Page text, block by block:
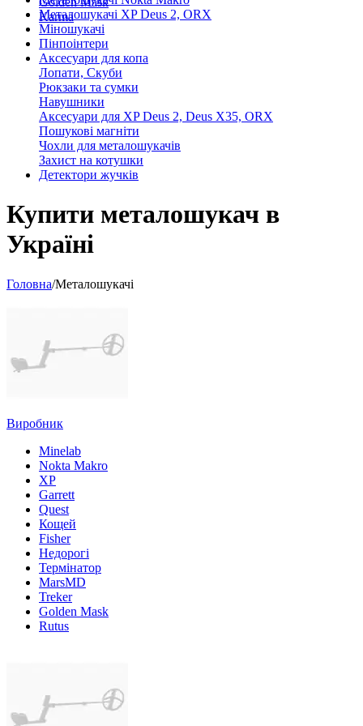
Karma
Металошукачі XP Deus 2, ORX
Міношукачі
Пінпоінтери
Аксесуари для копа
Лопати, Скуби
Рюкзаки та сумки
Навушники
Аксесуари для XP Deus 2, Deus X35, ORX
Пошукові магніти
Чохли для металошукачів
Захист на котушки
Детектори жучків
Купити металошукач в
Україні
Головна/Металошукачі
Виробник
Minelab
Nokta Makro
XP
Garrett
Quest
Кощей
Fisher
Недорогі
Термінатор
MarsMD
Treker
Golden Mask
Rutus